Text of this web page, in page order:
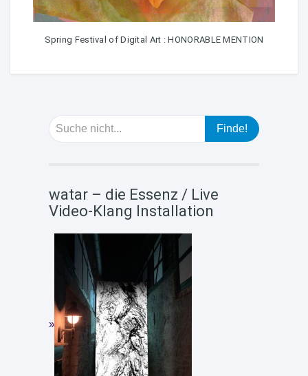
Spring Festival of Digital Art : HONORABLE MENTION
watar – die Essenz / Live
Video-Klang Installation